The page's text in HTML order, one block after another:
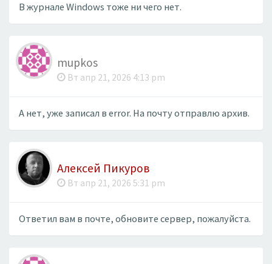
В журнале Windows тоже ни чего нет.
mupkos
Вт апр 21, 2026 4:13 pm
А нет, уже записал в error. На почту отправлю архив.
Алексей Пикуров
Вт апр 21, 2026 5:31 pm
Ответил вам в почте, обновите сервер, пожалуйста.